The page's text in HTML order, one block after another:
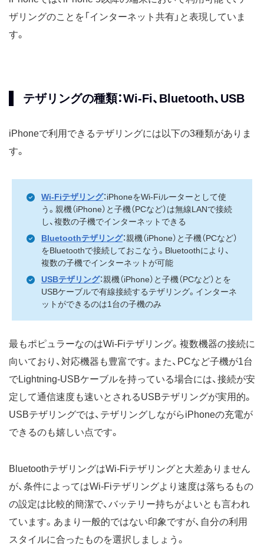
ザリングのことを「インターネット共有」と表現していま
す。
テザリングの種類：Wi-Fi、Bluetooth、USB
iPhoneで利用できるテザリングには以下の3種類がありま
す。
Wi-Fiテザリング：iPhoneをWi-Fiルーターとして使
う。親機（iPhone）と子機（PCなど）は無線LANで接続
し、複数の子機でインターネットできる
Bluetoothテザリング：親機（iPhone）と子機（PCなど）
をBluetoothで接続しておこなう。Bluetoothにより、
複数の子機でインターネットが可能
USBテザリング：親機（iPhone）と子機（PCなど）とを
USBケーブルで有線接続するテザリング。インターネ
ットができるのは1台の子機のみ
最もポピュラーなのはWi-Fiテザリング。複数機器の接続に
向いており、対応機器も豊富です。また、PCなど子機が1台
でLightning-USBケーブルを持っている場合には、接続が安
定して通信速度も速いとされるUSBテザリングが実用的。
USBテザリングでは、テザリングしながらiPhoneの充電が
できるのも嬉しい点です。
BluetoothテザリングはWi-Fiテザリングと大差ありません
が、条件によってはWi-Fiテザリングより速度は落ちるもの
の設定は比較的簡潔で、バッテリー持ちがよいとも言われ
ています。あまり一般的ではない印象ですが、自分の利用
スタイルに合ったものを選択しましょう。